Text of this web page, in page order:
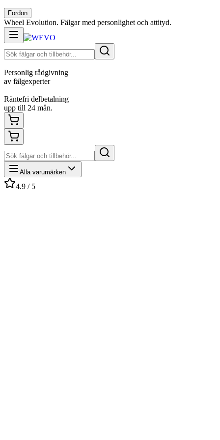
Fordon
Wheel Evolution. Fälgar med personlighet och attityd.
Personlig rådgivning
av fälgexperter
Räntefri delbetalning
upp till 24 mån.
Alla varumärken
4.9 / 5